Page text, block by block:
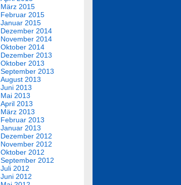
März 2015
Februar 2015
Januar 2015
Dezember 2014
November 2014
Oktober 2014
Dezember 2013
Oktober 2013
September 2013
August 2013
Juni 2013
Mai 2013
April 2013
März 2013
Februar 2013
Januar 2013
Dezember 2012
November 2012
Oktober 2012
September 2012
Juli 2012
Juni 2012